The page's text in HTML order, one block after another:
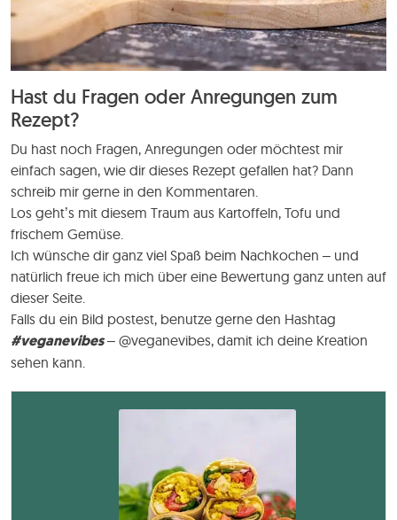
Hast du Fragen oder Anregungen zum
Rezept?
Du hast noch Fragen, Anregungen oder möchtest mir
einfach sagen, wie dir dieses Rezept gefallen hat? Dann
schreib mir gerne in den Kommentaren.
Los geht’s mit diesem Traum aus Kartoffeln, Tofu und
frischem Gemüse.
Ich wünsche dir ganz viel Spaß beim Nachkochen – und
natürlich freue ich mich über eine Bewertung ganz unten auf
dieser Seite.
Falls du ein Bild postest, benutze gerne den Hashtag
#veganevibes– @veganevibes, damit ich deine Kreation
sehen kann.